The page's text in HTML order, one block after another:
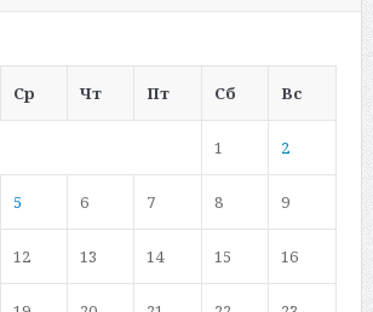
Ср Чт Пт Сб Вс
1 2
5 6 7 8 9
12 13 14 15 16